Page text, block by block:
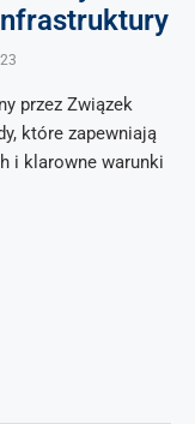
przez Związek
które zapewniają
i klarowne warunki